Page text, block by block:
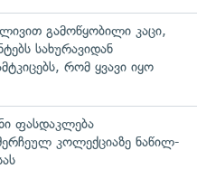
გამოწყობილი კაცი,
სახურავიდან
რომ ყვავი იყო
ფასდაკლება
კოლექციაზე ნაწილ-